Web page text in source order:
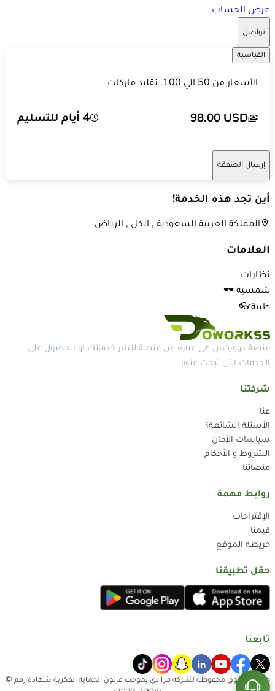
عرض الحساب
تواصل
القياسية
الأسعار من 50 الي 100. تقليد ماركات
98.00 USD 4 أيام للتسليم
إرسال الصفقة
أين تجد هذه الخدمة!
المملكة العربية السعودية , الكل , الرياض
العلامات
نظارات
شمسية 🕶
طبية👓
منصة دووركس هي عبارة عن منصة لنشر خدماتك أو الحصول على
الخدمات التي تبحث عنها
شركتنا
عنا
الأسئلة الشائعة؟
سياسات الأمان
الشروط و الأحكام
منصاتنا
روابط مهمة
الإقتراحات
قيمنا
خريطة الموقع
حمّل تطبيقنا
تابعنا
جميع الحقوق محفوظة لشركه مزاادي بموجب قانون الحماية الفكرية شهادة رقم ©